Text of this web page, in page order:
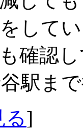
して
確認
駅ま
]